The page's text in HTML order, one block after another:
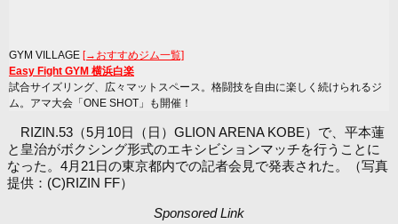
GYM VILLAGE [→おすすめジム一覧]
Easy Fight GYM 横浜白楽
試合サイズリング、広々マットスペース。格闘技を自由に楽しく続けられるジ
ム。アマ大会「ONE SHOT」も開催！
RIZIN.53（5月10日（日）GLION ARENA KOBE）で、平本蓮
と皇治がボクシング形式のエキシビションマッチを行うことに
なった。4月21日の東京都内での記者会見で発表された。（写真
提供：(C)RIZIN FF）
Sponsored Link